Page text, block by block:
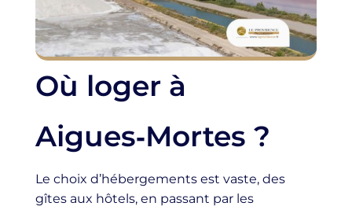
Où loger à
Aigues‑Mortes ?
Le choix d’hébergements est vaste, des
gîtes aux hôtels, en passant par les